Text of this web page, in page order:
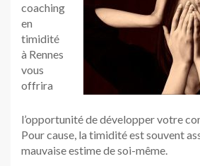
coaching
en
timidité
à Rennes
vous
offrira
l’opportunité de développer votre
Pour cause, la timidité est souvent
mauvaise estime de soi-même.